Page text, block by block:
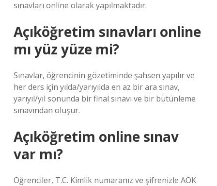
sınavları online olarak yapılmaktadır.
Açıköğretim sınavları online
mı yüz yüze mi?
Sınavlar, öğrencinin gözetiminde şahsen yapılır ve
her ders için yılda/yarıyılda en az bir ara sınav,
yarıyıl/yıl sonunda bir final sınavı ve bir bütünleme
sınavından oluşur.
Açıköğretim online sınav
var mı?
Öğrenciler, T.C. Kimlik numaranız ve şifrenizle AÖK